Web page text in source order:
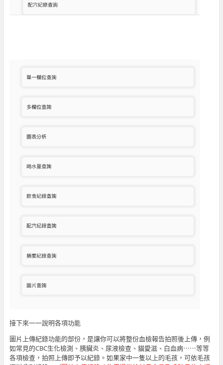
接下來一一說明各項功能
圖片上傳紀錄功能的部份，是讓你可以將整份血檢報告拍照後上傳，例
如常見的CBC生化檢測、胰臟炎、尿液檢查、貓愛滋、白血病⋯⋯等等
各項檢查，拍照上傳即予以紀錄。如果家中一隻以上的毛孩，可依毛孩